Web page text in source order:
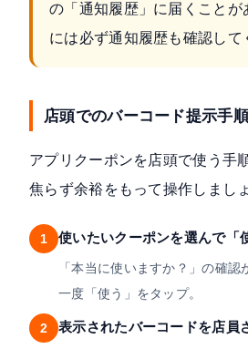
の「通知履歴」に届くことが
には必ず通知履歴も確認して
店頭でのバーコード提示手順
アプリクーポンを店頭で使う手
焦らず余裕をもって操作しまし
1 使いたいクーポンを選んで「
「本当に使いますか？」の確認
一度「使う」をタップ。
2 表示されたバーコードを店員